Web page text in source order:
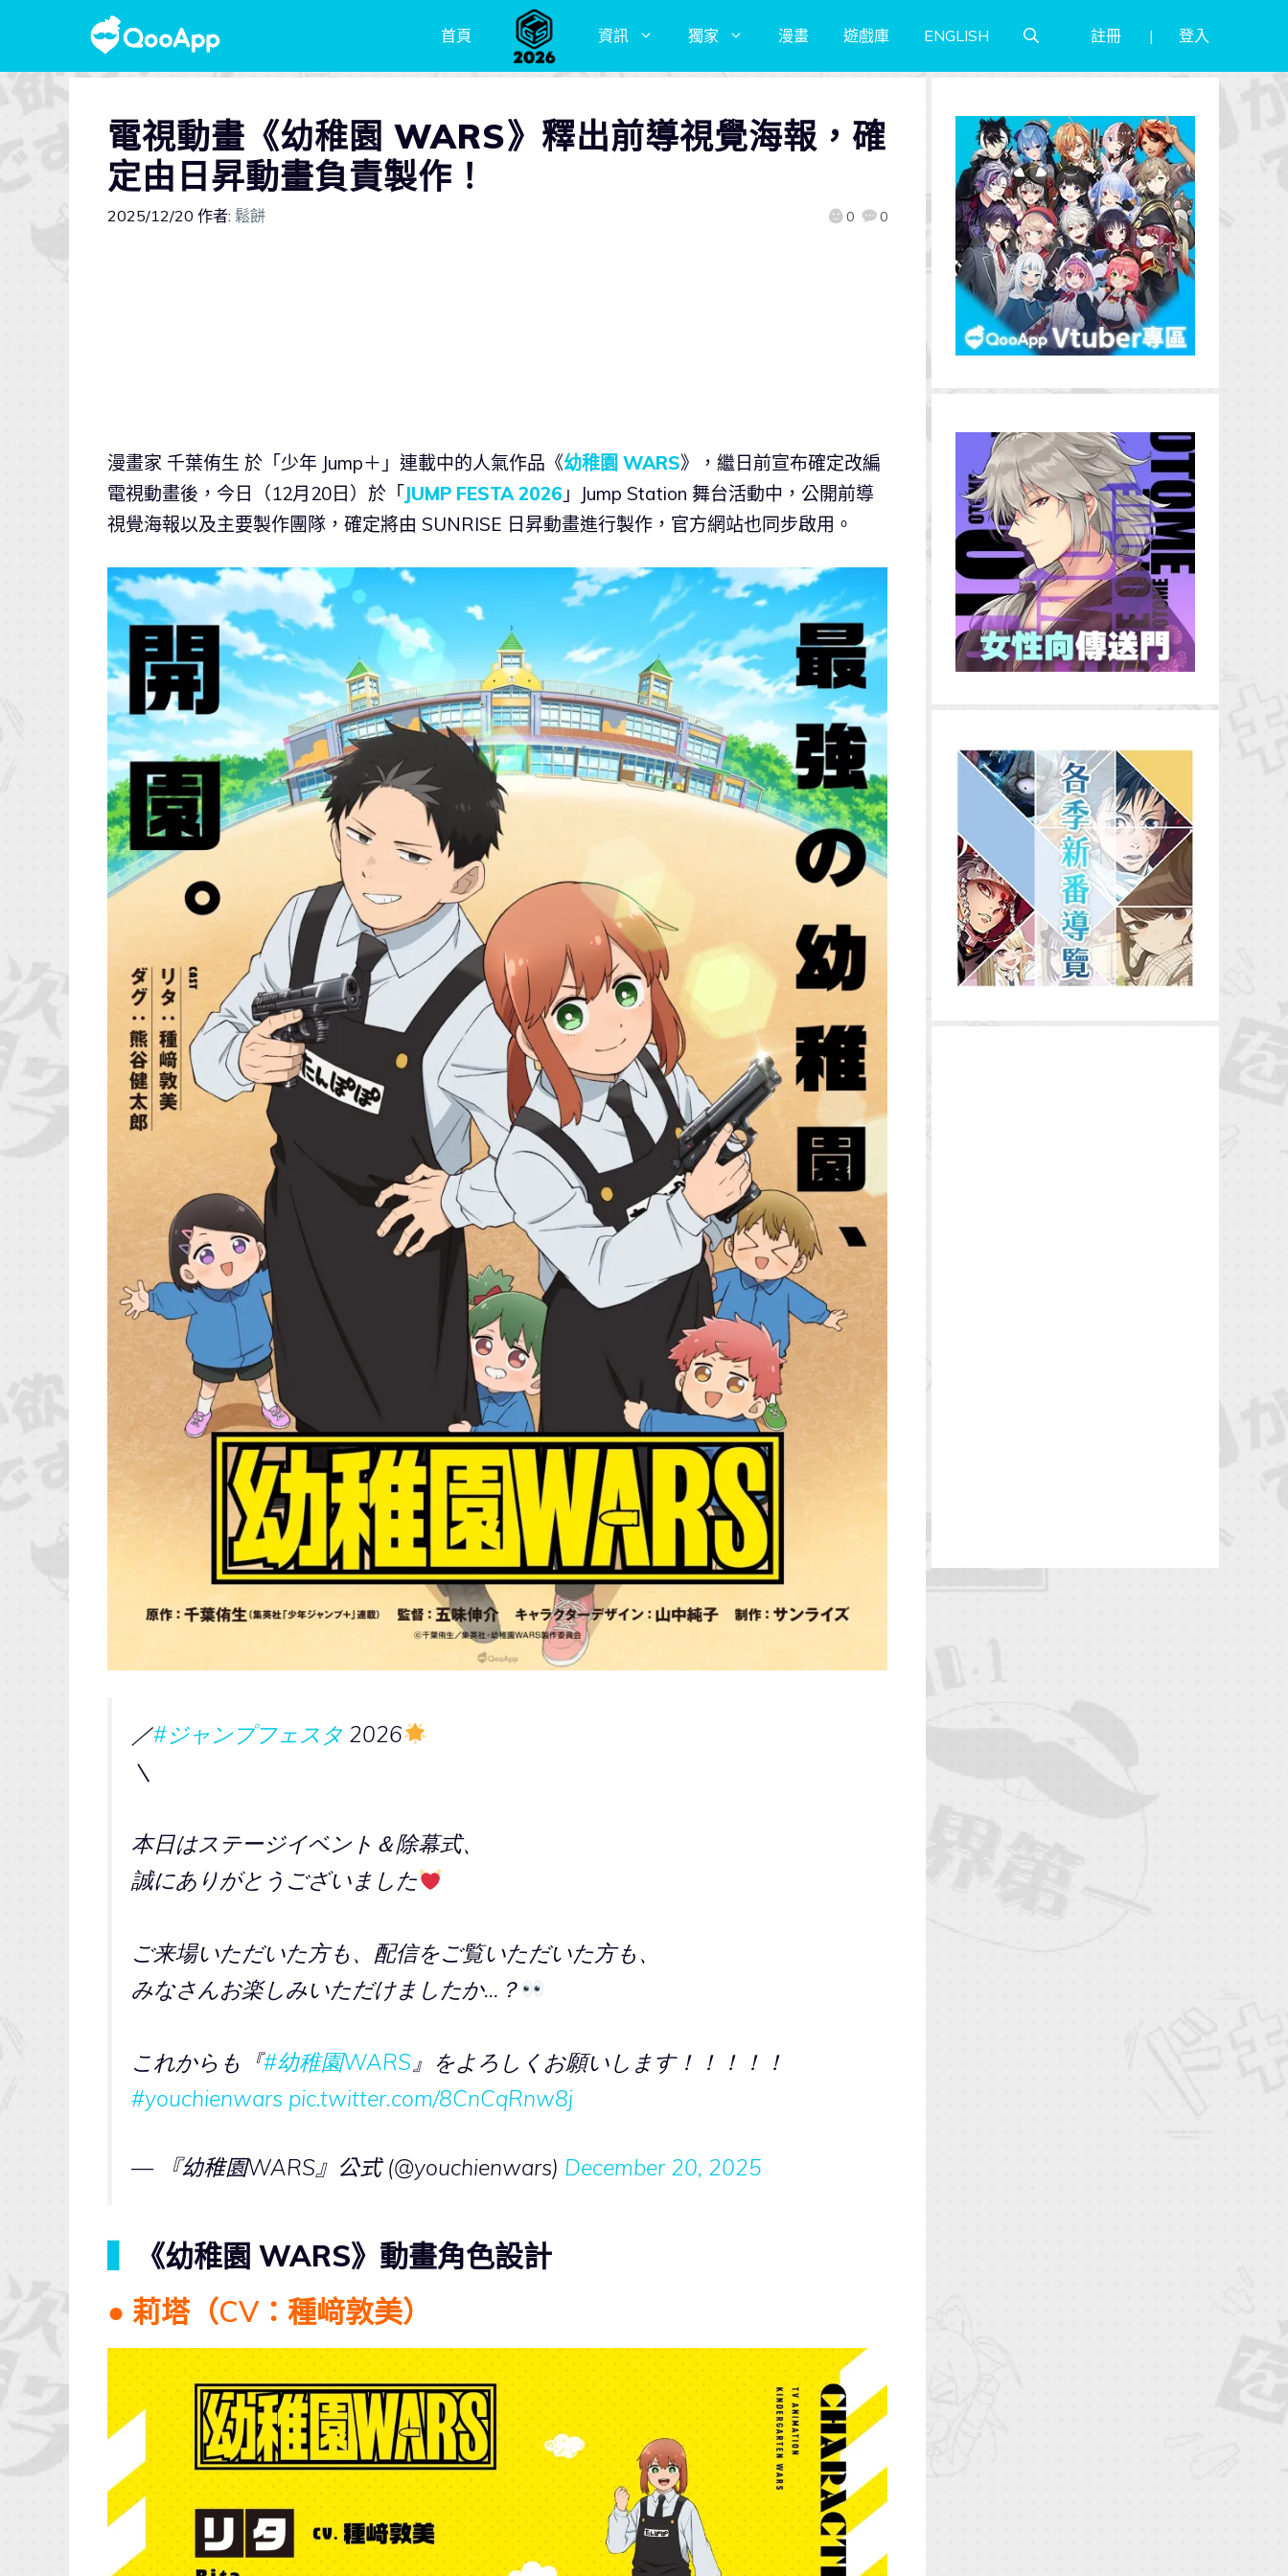
首頁 資訊 獨家 漫畫 遊戲庫 ENGLISH 註冊 登入
電視動畫《幼稚園 WARS》釋出前導視覺海報，確
定由日昇動畫負責製作！
2025/12/20 作者: 鬆餅 0 0
漫畫家 千葉侑生 於「少年 Jump＋」連載中的人氣作品《幼稚園 WARS》，繼日前宣布確定改編
電視動畫後，今日（12月20日）於「JUMP FESTA 2026 」Jump Station 舞台活動中，公開前導
視覺海報以及主要製作團隊，確定將由 SUNRISE 日昇動畫進行製作，官方網站也同步啟用。
／#ジャンプフェスタ 2026
＼
本日はステージイベント＆除幕式、
誠にありがとうございました
ご来場いただいた方も、配信をご覧いただいた方も、
みなさんお楽しみいただけましたか…？
これからも『#幼稚園WARS』をよろしくお願いします！！！！！
#youchienwars pic.twitter.com/8CnCqRnw8j
— 『幼稚園WARS』公式 (@youchienwars) December 20, 2025
《幼稚園 WARS》動畫角色設計
● 莉塔（CV：種﨑敦美）